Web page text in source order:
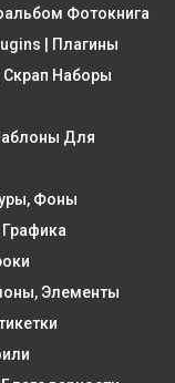
Фотокнига
| Плагины
Скрап Наборы
Для
Фоны
Элементы